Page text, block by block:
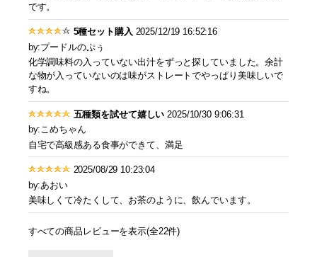
です。
5種セット購入 2025/12/19 16:52:16
by:プードルのぷぅ
化学調味料の入っていない出汁をずっと探していました。余計
な物が入っていないのは味がストレートでやっぱり美味しいで
すね。
五種類を試せて嬉しい 2025/10/30 9:06:31
by:こめちゃん
自宅で高級感ある食事ができて、満足
2025/08/29 10:23:04
by:あおい
美味しくて冷たくして、お茶のように、飲んでいます。
すべての商品レビューを表示(全22件)